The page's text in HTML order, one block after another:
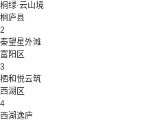
桐绿·云山境
桐庐县
2
秦望星外滩
富阳区
3
栖和悦云筑
西湖区
4
西湖逸庐